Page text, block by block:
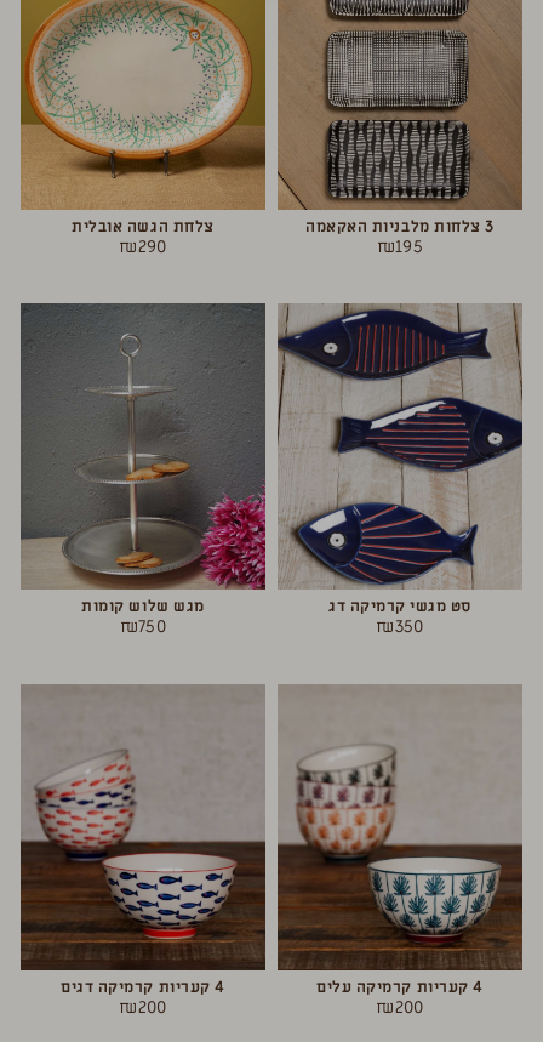
3 צלחות מלבניות האקאמה
₪195
צלחת הגשה אובלית
₪290
סט מגשי קרמיקה דג
₪350
מגש שלוש קומות
₪750
4 קעריות קרמיקה עלים
₪200
4 קעריות קרמיקה דגים
₪200